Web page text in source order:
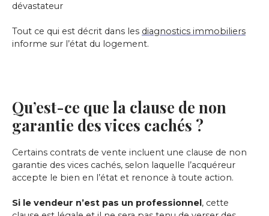
dévastateur
Tout ce qui est décrit dans les diagnostics immobiliers
informe sur l’état du logement.
Qu’est-ce que la clause de non
garantie des vices cachés ?
Certains contrats de vente incluent une clause de non
garantie des vices cachés, selon laquelle l’acquéreur
accepte le bien en l’état et renonce à toute action.
Si le vendeur n’est pas un professionnel, cette